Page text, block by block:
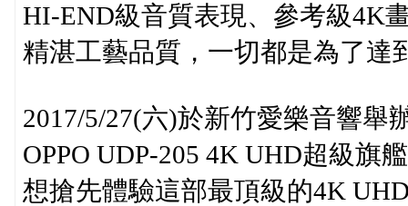
HI-END級音質表現、參考級4K
精湛工藝品質，一切都是為了達
2017/5/27(六)於新竹愛樂音響舉
OPPO UDP-205 4K UHD超級旗
想搶先體驗這部最頂級的4K